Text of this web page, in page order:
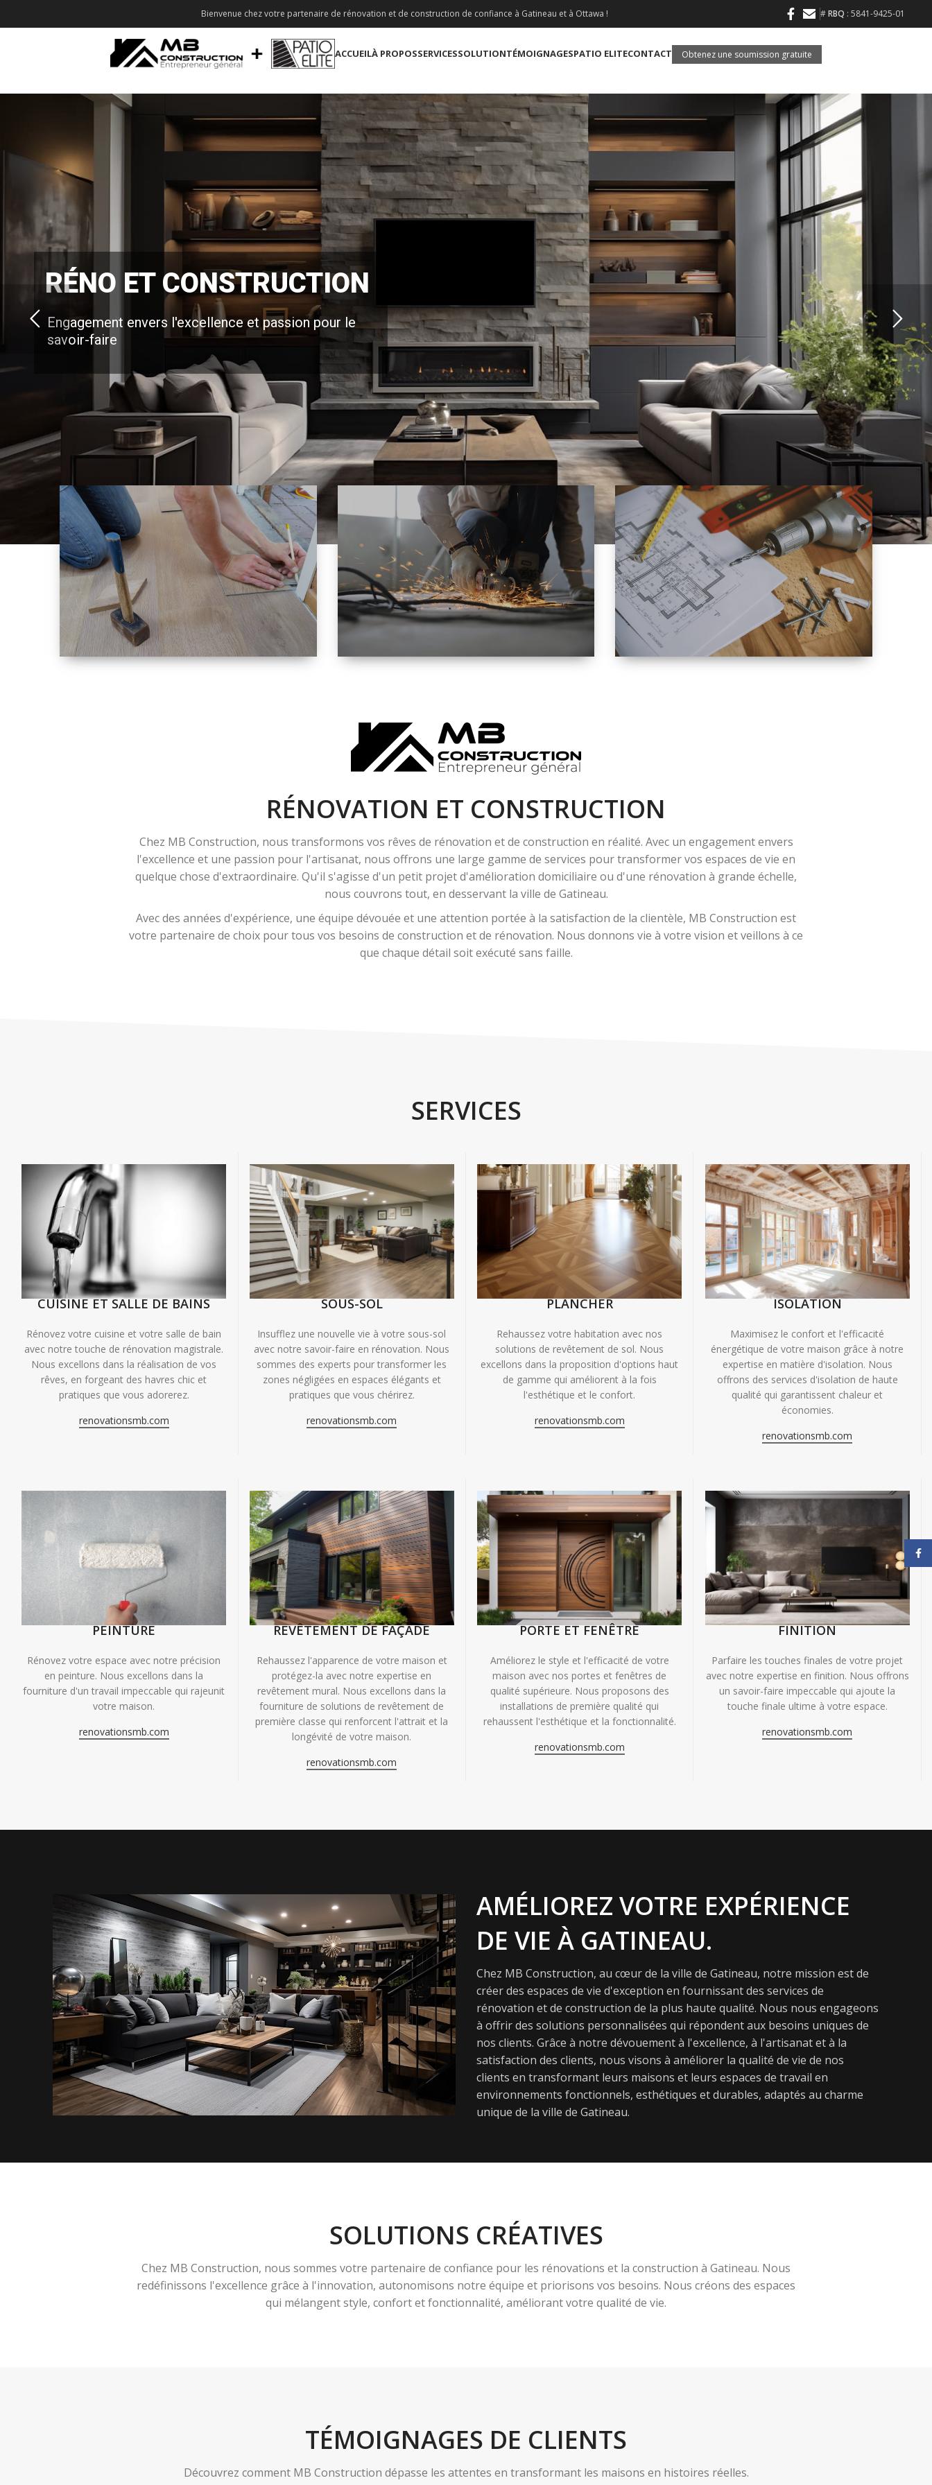
Bienvenue chez votre partenaire de rénovation et de construction de confiance à Gatineau et à Ottawa ! #RBQ : 5841-9425-01
ACCUEILÀ PROPOSSERVICESSOLUTIONTÉMOIGNAGESPATIO ELITECONTACT Obtenez une soumission gratuite
Engagement envers l'excellence et passion pour le
savoir-faire
RÉNO ET CONSTRUCTION
INTÉRIEURE ET
EXTÉRIEURE
RÉNOVATION ET CONSTRUCTION
Chez MB Construction, nous transformons vos rêves de rénovation et de construction en réalité. Avec un engagement envers
l'excellence et une passion pour l'artisanat, nous offrons une large gamme de services pour transformer vos espaces de vie en
quelque chose d'extraordinaire. Qu'il s'agisse d'un petit projet d'amélioration domiciliaire ou d'une rénovation à grande échelle,
nous couvrons tout, en desservant la ville de Gatineau.
Avec des années d'expérience, une équipe dévouée et une attention portée à la satisfaction de la clientèle, MB Construction est
votre partenaire de choix pour tous vos besoins de construction et de rénovation. Nous donnons vie à votre vision et veillons à ce
que chaque détail soit exécuté sans faille.
SERVICES
CUISINE ET SALLE DE BAINS
Rénovez votre cuisine et votre salle de bain
avec notre touche de rénovation magistrale.
Nous excellons dans la réalisation de vos
rêves, en forgeant des havres chic et
pratiques que vous adorerez.
renovationsmb.com
SOUS-SOL
Insufflez une nouvelle vie à votre sous-sol
avec notre savoir-faire en rénovation. Nous
sommes des experts pour transformer les
zones négligées en espaces élégants et
pratiques que vous chérirez.
renovationsmb.com
PLANCHER
Rehaussez votre habitation avec nos
solutions de revêtement de sol. Nous
excellons dans la proposition d'options haut
de gamme qui améliorent à la fois
l'esthétique et le confort.
renovationsmb.com
ISOLATION
Maximisez le confort et l'efficacité
énergétique de votre maison grâce à notre
expertise en matière d'isolation. Nous
offrons des services d'isolation de haute
qualité qui garantissent chaleur et
économies.
renovationsmb.com
PEINTURE
Rénovez votre espace avec notre précision
en peinture. Nous excellons dans la
fourniture d'un travail impeccable qui rajeunit
votre maison.
renovationsmb.com
REVÊTEMENT DE FAÇADE
Rehaussez l'apparence de votre maison et
protégez-la avec notre expertise en
revêtement mural. Nous excellons dans la
fourniture de solutions de revêtement de
première classe qui renforcent l'attrait et la
longévité de votre maison.
renovationsmb.com
PORTE ET FENÊTRE
Améliorez le style et l'efficacité de votre
maison avec nos portes et fenêtres de
qualité supérieure. Nous proposons des
installations de première qualité qui
rehaussent l'esthétique et la fonctionnalité.
renovationsmb.com
FINITION
Parfaire les touches finales de votre projet
avec notre expertise en finition. Nous offrons
un savoir-faire impeccable qui ajoute la
touche finale ultime à votre espace.
renovationsmb.com
AMÉLIOREZ VOTRE EXPÉRIENCE
DE VIE À GATINEAU.
Chez MB Construction, au cœur de la ville de Gatineau, notre mission est de
créer des espaces de vie d'exception en fournissant des services de
rénovation et de construction de la plus haute qualité. Nous nous engageons
à offrir des solutions personnalisées qui répondent aux besoins uniques de
nos clients. Grâce à notre dévouement à l'excellence, à l'artisanat et à la
satisfaction des clients, nous visons à améliorer la qualité de vie de nos
clients en transformant leurs maisons et leurs espaces de travail en
environnements fonctionnels, esthétiques et durables, adaptés au charme
unique de la ville de Gatineau.
SOLUTIONS CRÉATIVES
Chez MB Construction, nous sommes votre partenaire de confiance pour les rénovations et la construction à Gatineau. Nous
redéfinissons l'excellence grâce à l'innovation, autonomisons notre équipe et priorisons vos besoins. Nous créons des espaces
qui mélangent style, confort et fonctionnalité, améliorant votre qualité de vie.
TÉMOIGNAGES DE CLIENTS
Découvrez comment MB Construction dépasse les attentes en transformant les maisons en histoires réelles.